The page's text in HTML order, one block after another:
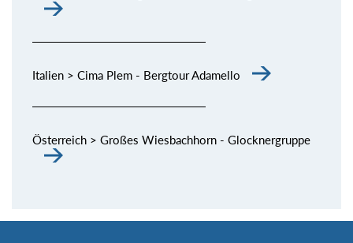
Italien > Cima Plem - Bergtour Adamello
Österreich > Großes Wiesbachhorn - Glocknergruppe